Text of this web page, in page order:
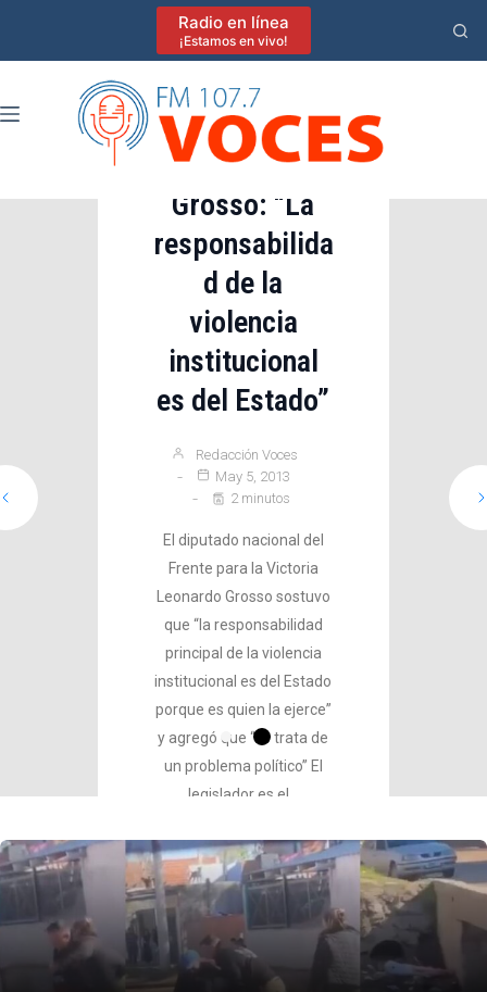
Radio en línea
¡Estamos en vivo!
Destacadas
Violencia sin
límites en
Santa Catalina:
vecinos
golpearon a un
supuesto
delincuente, lo
arrojaron a un
arroyo y le
dispararon
Redacción Voces
3 minutos
Un violento intento de
justicia por mano propia
ocurrió sobre el puente de
la calle Pablo Camarero,
en Lomas de Zamora.
Tras una brutal paliza por
un presunto robo
terminó en el agua y fue
atacado con…
Destacadas
Grosso: “La
responsabilida
d de la
violencia
institucional
es del Estado”
Redacción Voces
May 5, 2013
2 minutos
El diputado nacional del
Frente para la Victoria
Leonardo Grosso sostuvo
que “la responsabilidad
principal de la violencia
institucional es del Estado
porque es quien la ejerce”
y agregó que “se trata de
un problema político” El
legislador es el…